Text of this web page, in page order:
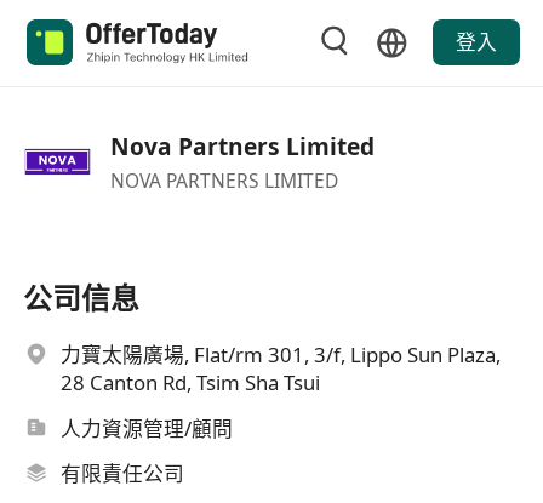
登入
Nova Partners Limited
NOVA PARTNERS LIMITED
公司信息
力寶太陽廣場, Flat/rm 301, 3/f, Lippo Sun Plaza,
28 Canton Rd, Tsim Sha Tsui
人力資源管理/顧問
有限責任公司